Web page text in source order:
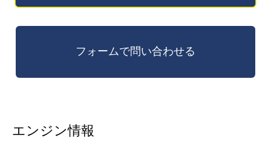
エンジン情報